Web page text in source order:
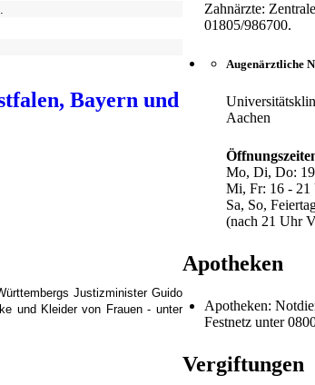
Bayern und
Justizminister Guido
und Kleider von Frauen - unter
Zahnärzte:
01805/986700.
Augenärztliche
Aachen
Mo, Di, Do:
Mi, Fr: 16 - 21
Sa, So,
(nach 21 Uhr
Apotheken
Apotheken:
Festnetz unter
Vergiftungen